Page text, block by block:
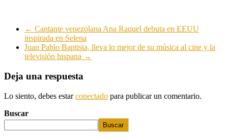
← Cantante venezolana Ana Raquel debuta en EEUU
inspirada en Selena
Juan Pablo Baptista, lleva lo mejor de su música al cine y la
televisión hispana →
Deja una respuesta
Lo siento, debes estarconectado para publicar un comentario.
Buscar
Buscar